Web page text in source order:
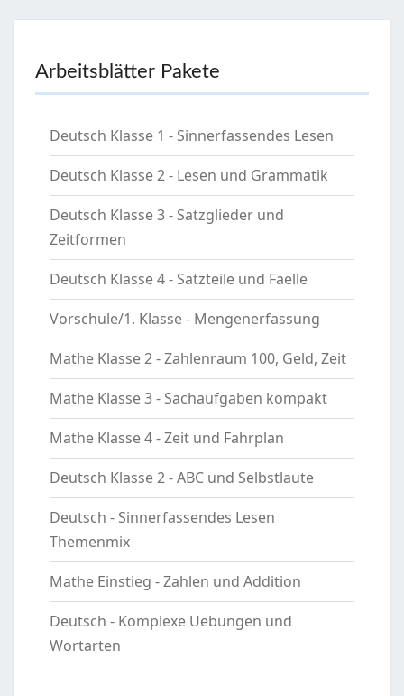
Arbeitsblätter Pakete
Deutsch Klasse 1 - Sinnerfassendes Lesen
Deutsch Klasse 2 - Lesen und Grammatik
Deutsch Klasse 3 - Satzglieder und
Zeitformen
Deutsch Klasse 4 - Satzteile und Faelle
Vorschule/1. Klasse - Mengenerfassung
Mathe Klasse 2 - Zahlenraum 100, Geld, Zeit
Mathe Klasse 3 - Sachaufgaben kompakt
Mathe Klasse 4 - Zeit und Fahrplan
Deutsch Klasse 2 - ABC und Selbstlaute
Deutsch - Sinnerfassendes Lesen
Themenmix
Mathe Einstieg - Zahlen und Addition
Deutsch - Komplexe Uebungen und
Wortarten